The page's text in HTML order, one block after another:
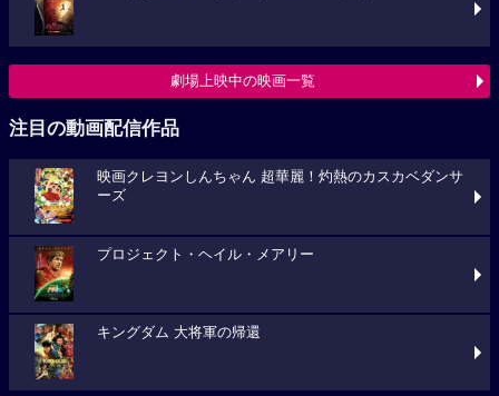
劇場上映中の映画一覧
注目の動画配信作品
映画クレヨンしんちゃん 超華麗！灼熱のカスカベダンサ
ーズ
プロジェクト・ヘイル・メアリー
キングダム 大将軍の帰還